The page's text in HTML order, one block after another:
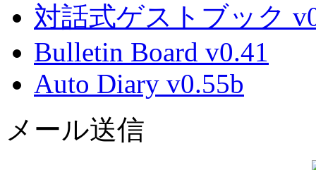
対話式ゲストブック
Bulletin Board v0.41
Auto Diary v0.55b
メール送信